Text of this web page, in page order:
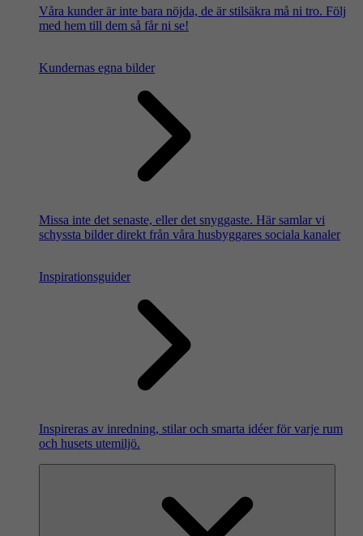
Våra kunder är inte bara nöjda, de är stilsäkra må ni tro. Följ
med hem till dem så får ni se!
Kundernas egna bilder
Missa inte det senaste, eller det snyggaste. Här samlar vi
schyssta bilder direkt från våra husbyggares sociala kanaler
Inspirationsguider
Inspireras av inredning, stilar och smarta idéer för varje rum
och husets utemiljö.